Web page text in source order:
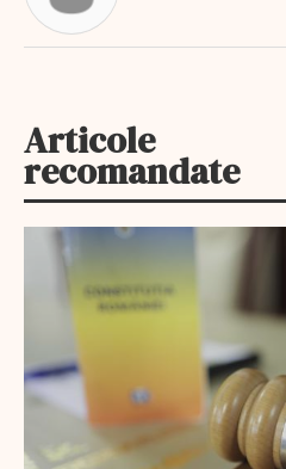
Articole
recomandate